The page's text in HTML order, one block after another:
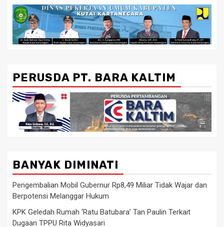
PERUSDA PT. BARA KALTIM
BANYAK DIMINATI
Pengembalian Mobil Gubernur Rp8,49 Miliar Tidak Wajar dan
Berpotensi Melanggar Hukum
KPK Geledah Rumah ‘Ratu Batubara’ Tan Paulin Terkait
Dugaan TPPU Rita Widyasari